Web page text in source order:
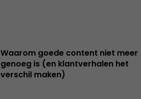
Waarom goede content niet meer
genoeg is (en klantverhalen het
verschil maken)